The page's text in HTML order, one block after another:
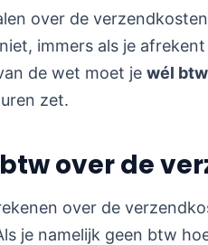
over de
immers als je
de wet moet je wél
zet.
over de
over de
je namelijk geen btw